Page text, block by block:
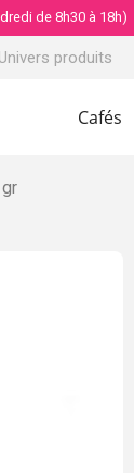
de 8h30 à 18h)
produits
Cafés